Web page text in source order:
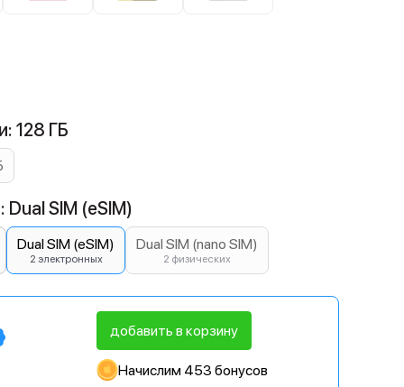
128 ГБ
SIM (eSIM)
Dual SIM (eSIM)
2 электронных
Dual SIM (nano SIM)
2 физических
добавить в корзину
Начислим 453 бонусов